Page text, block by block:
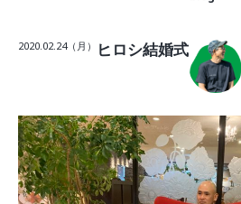
CONCEPT・BUILD
ラインナップ
WORK
建築実例
2020.02.24（月） ヒロシ結婚式